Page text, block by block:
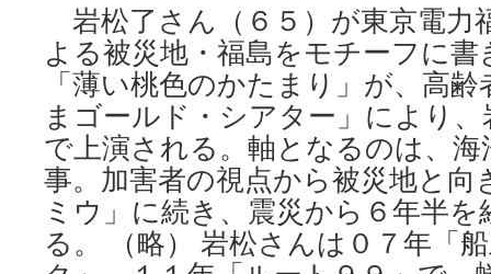
岩松了さん（６５）が東京電力
よる被災地・福島をモチーフに
「薄い桃色のかたまり」が、高
まゴールド・シアター」により
で上演される。軸となるのは、
事。加害者の視点から被災地と向
ミウ」に続き、震災から６年半
る。 （略） 岩松さんは０７年「